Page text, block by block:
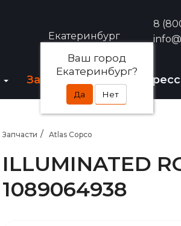
Екатеринбург
Ваш город
Екатеринбург?
Да Нет
8
Запчасти БУ-
Запчасти Atlas Copco
ILLUMINATED
1089064938